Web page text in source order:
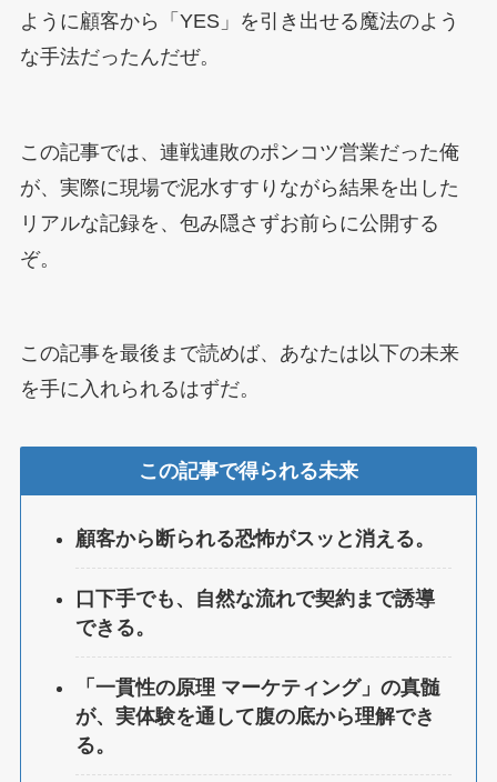
ように顧客から「YES」を引き出せる魔法のよう
な手法だったんだぜ。
この記事では、連戦連敗のポンコツ営業だった俺
が、実際に現場で泥水すすりながら結果を出した
リアルな記録を、包み隠さずお前らに公開する
ぞ。
この記事を最後まで読めば、あなたは以下の未来
を手に入れられるはずだ。
この記事で得られる未来
顧客から断られる恐怖がスッと消える。
口下手でも、自然な流れで契約まで誘導
できる。
「一貫性の原理 マーケティング」の真髄
が、実体験を通して腹の底から理解でき
る。